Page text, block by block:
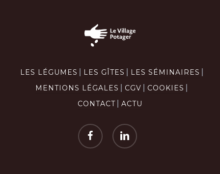
LES LÉGUMES LES GÎTES
LES SÉMINAIRES
MENTIONS LÉGALES
CGV
COOKIES
CONTACT
ACTU
facebook linkedin